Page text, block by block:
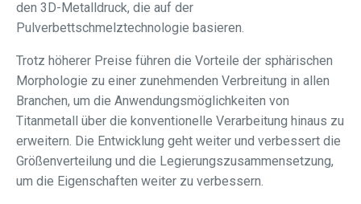
den 3D-Metalldruck, die auf der
Pulverbettschmelztechnologie basieren.
Trotz höherer Preise führen die Vorteile der sphärischen
Morphologie zu einer zunehmenden Verbreitung in allen
Branchen, um die Anwendungsmöglichkeiten von
Titanmetall über die konventionelle Verarbeitung hinaus zu
erweitern. Die Entwicklung geht weiter und verbessert die
Größenverteilung und die Legierungszusammensetzung,
um die Eigenschaften weiter zu verbessern.